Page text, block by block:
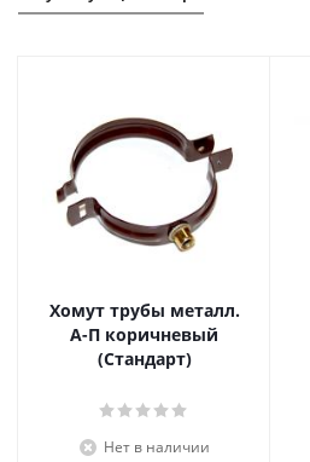
Хомут трубы металл.
А-П коричневый
(Стандарт)
Нет в наличии